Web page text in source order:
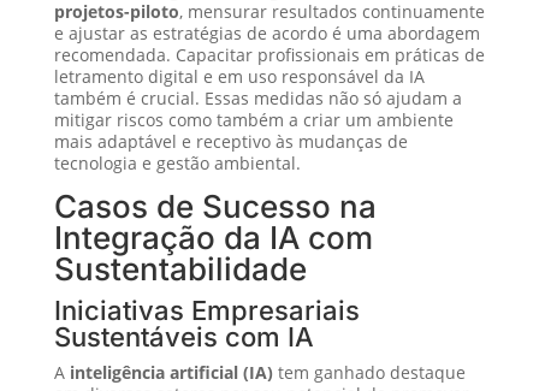
projetos-piloto, mensurar resultados continuamente
e ajustar as estratégias de acordo é uma abordagem
recomendada. Capacitar profissionais em práticas de
letramento digital e em uso responsável da IA
também é crucial. Essas medidas não só ajudam a
mitigar riscos como também a criar um ambiente
mais adaptável e receptivo às mudanças de
tecnologia e gestão ambiental.
Casos de Sucesso na
Integração da IA com
Sustentabilidade
Iniciativas Empresariais
Sustentáveis com IA
A inteligência artificial (IA) tem ganhado destaque